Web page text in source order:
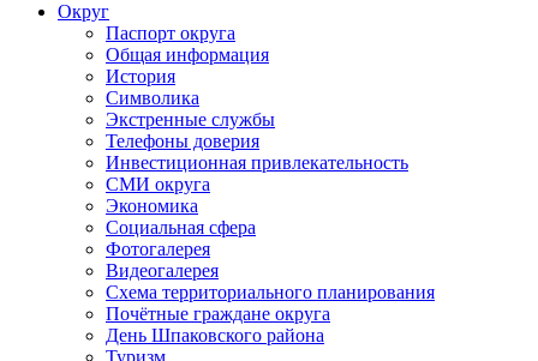
Округ
Паспорт округа
Общая информация
История
Символика
Экстренные службы
Телефоны доверия
Инвестиционная привлекательность
СМИ округа
Экономика
Социальная сфера
Фотогалерея
Видеогалерея
Схема территориального планирования
Почётные граждане округа
День Шпаковского района